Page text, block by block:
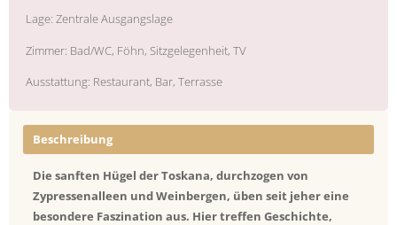
Beschreibung
Die sanften Hügel der Toskana, durchzogen von
Zypressenalleen und Weinbergen, üben seit jeher eine
besondere Faszination aus. Hier treffen Geschichte,
Lage: Zentrale Ausgangslage
Zimmer: Bad/WC, Föhn, Sitzgelegenheit, TV
Ausstattung: Restaurant, Bar, Terrasse